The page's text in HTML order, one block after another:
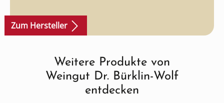
Bürklin-Wolf auf biodynamischen Weinbau um. Das Weingut in
der Pfalz verfügt heute über ein gesundes und stabiles
Qualität und Mengenregulierung war Bettina Bürklin-von
Guradze ihrer Zeit weit voraus. Ihre Rieslinge zählen heute zu
Zum Hersteller
Produktgalerie überspringen
Weitere Produkte von
Weingut Dr. Bürklin-Wolf
entdecken